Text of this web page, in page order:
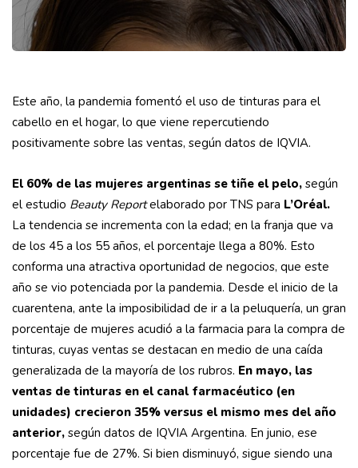
Este año, la pandemia fomentó el uso de tinturas para el
cabello en el hogar, lo que viene repercutiendo
positivamente sobre las ventas, según datos de IQVIA.
El 60% de las mujeres argentinas se tiñe el pelo, según
el estudio Beauty Reportelaborado por TNS para L’Oréal.
La tendencia se incrementa con la edad; en la franja que va
de los 45 a los 55 años, el porcentaje llega a 80%. Esto
conforma una atractiva oportunidad de negocios, que este
año se vio potenciada por la pandemia. Desde el inicio de la
cuarentena, ante la imposibilidad de ir a la peluquería, un gran
porcentaje de mujeres acudió a la farmacia para la compra de
tinturas, cuyas ventas se destacan en medio de una caída
generalizada de la mayoría de los rubros. En mayo, las
ventas de tinturas en el canal farmacéutico (en
unidades) crecieron 35% versus el mismo mes del año
anterior, según datos de IQVIA Argentina. En junio, ese
porcentaje fue de 27%. Si bien disminuyó, sigue siendo una